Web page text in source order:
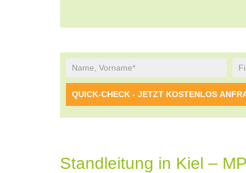
Standleitung in Kiel –